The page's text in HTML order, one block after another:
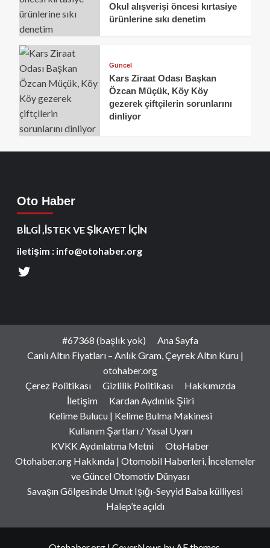
Okul alışverişi öncesi kırtasiye
ürünlerine sıkı denetim
Güncel
Kars Ziraat Odası Başkan
Özcan Müçük, Köy Köy
gezerek çiftçilerin sorunlarını
dinliyor
Oto Haber
BİLGİ ,İSTEK VE ŞİKAYET İÇİN
iletişim : info@otohaber.org
#67368 (başlık yok)
Ana Sayfa
Canlı Altın Fiyatları – Anlık Gram, Çeyrek Altın Kuru |
otohaber.org
Çerez Politikası
Gizlilik Politikası
Hakkımızda
İletişim
Kardan Aydınlık Şiiri
Kelime Bulucu | Kelime Bulma Makinesi
Kullanım Şartları / Yasal Uyarı
KVKK Aydınlatma Metni
OtoHaber
Otohaber.org Hakkında | Otomobil Haberleri, İncelemeler
ve Güncel Otomotiv Dünyası
Savaşın Gölgesinde Umut Işığı-Seyyid Baba külliyesi
Halep’te açıldı